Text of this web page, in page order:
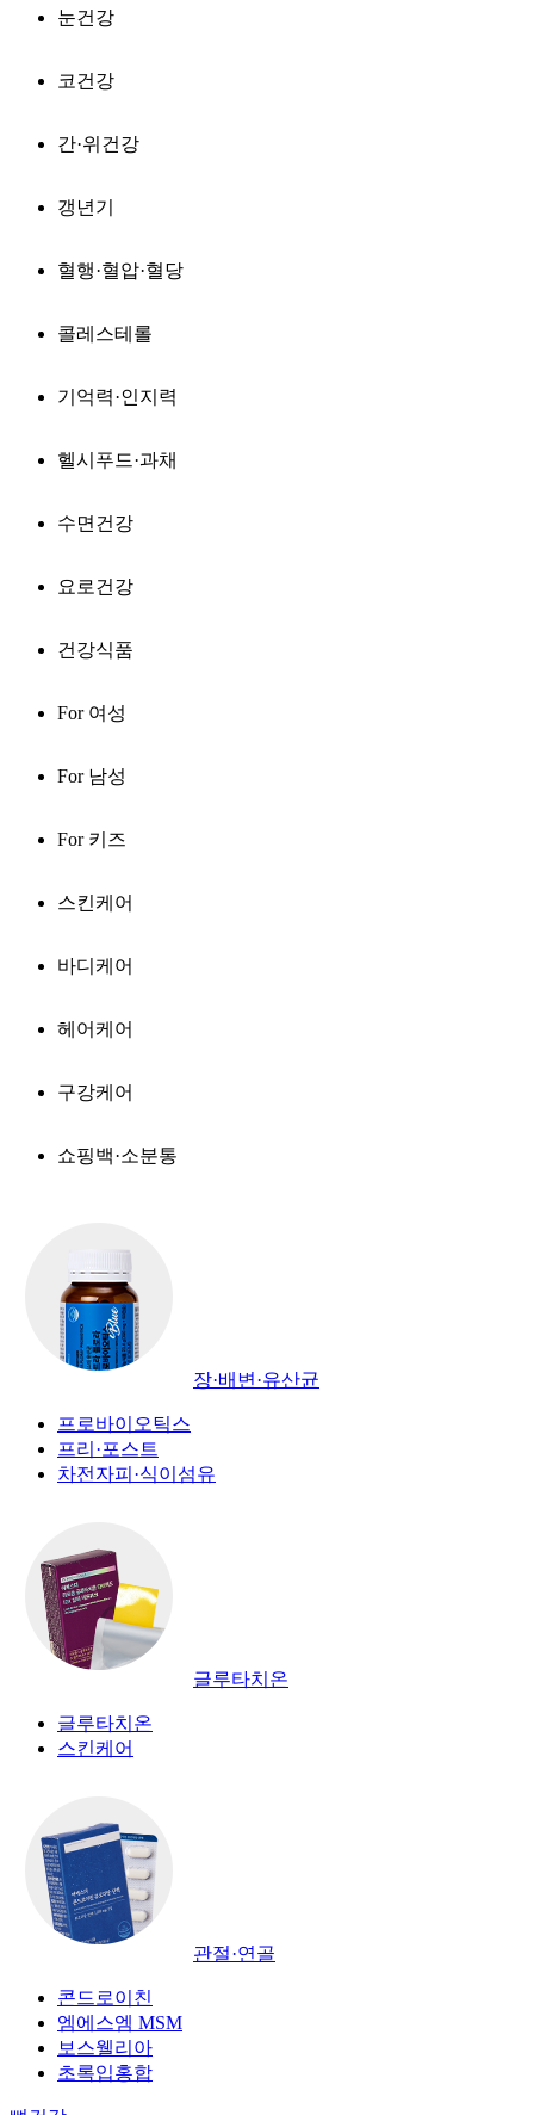
눈건강
코건강
간·위건강
갱년기
혈행·혈압·혈당
콜레스테롤
기억력·인지력
헬시푸드·과채
수면건강
요로건강
건강식품
For 여성
For 남성
For 키즈
스킨케어
바디케어
헤어케어
구강케어
쇼핑백·소분통
장·배변·유산균
프로바이오틱스
프리·포스트
차전자피·식이섬유
글루타치온
글루타치온
스킨케어
관절·연골
콘드로이친
엠에스엠 MSM
보스웰리아
초록입홍합